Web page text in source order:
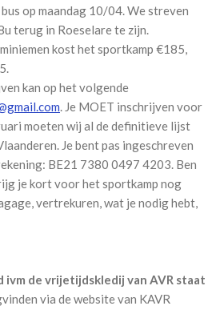
op maandag 10/04. We streven
terug in Roeselare te zijn.
kost het sportkamp €185,
kan op het volgende
. Je MOET inschrijven voor
moeten wij al de definitieve lijst
Je bent pas ingeschreven
BE21 7380 0497 4203. Ben
je kort voor het sportkamp nog
vertrekuren, wat je nodig hebt,
ivm de vrijetijdskledij van AVR staat
via de website van KAVR